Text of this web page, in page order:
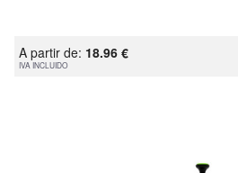
A partir de: 18.96 €
IVA INCLUIDO